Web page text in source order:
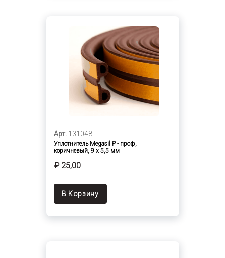
Арт. 131048
Уплотнитель Megasil Р - проф,
коричневый, 9 х 5,5 мм
₽ 25,00
В Корзину